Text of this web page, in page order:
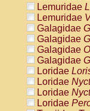
Atelidae
Atelidae
Atelidae
Atelidae
Atelidae
Atelidae
Atelidae
Atelidae
Atelidae
Pitheciidae
Lemuridae
Lemuridae
Galagidae
Galagidae
Galagidae
Galagidae
Loridae
Loridae
Loridae
Loridae